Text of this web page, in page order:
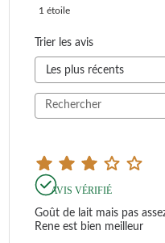
1 étoile
Trier les avis
AVIS VÉRIFIÉ
Goût de lait mais pas
Rene est bien meilleur